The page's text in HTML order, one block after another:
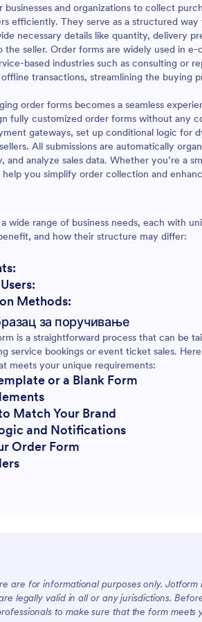
and organizations to collect
efficiently. They serve as a structured
necessary details like quantity, delivery
seller. Order forms are widely used in
based industries such as consulting or
transactions, streamlining the buying
order forms becomes a seamless
fully customized order forms without any
gateways, set up conditional logic for
All submissions are automatically
analyze sales data. Whether you’re a
you simplify order collection and
wide range of business needs, each with
and how their structure may differ:
Methods:
за поручивање
is a straightforward process that can be
service bookings or event ticket sales.
meets your unique requirements:
or a Blank Form
Match Your Brand
and Notifications
Order Form
are for informational purposes only.
legally valid in all or any jurisdictions.
to make sure that the form meets